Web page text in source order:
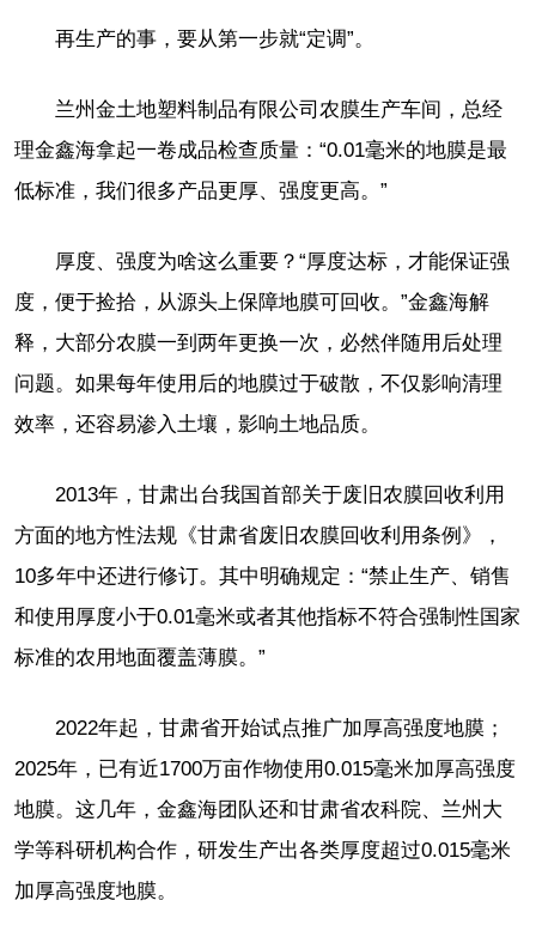
再生产的事，要从第一步就“定调”。
兰州金土地塑料制品有限公司农膜生产车间，总经
理金鑫海拿起一卷成品检查质量：“0.01毫米的地膜是最
低标准，我们很多产品更厚、强度更高。”
厚度、强度为啥这么重要？“厚度达标，才能保证强
度，便于捡拾，从源头上保障地膜可回收。”金鑫海解
释，大部分农膜一到两年更换一次，必然伴随用后处理
问题。如果每年使用后的地膜过于破散，不仅影响清理
效率，还容易渗入土壤，影响土地品质。
2013年，甘肃出台我国首部关于废旧农膜回收利用
方面的地方性法规《甘肃省废旧农膜回收利用条例》，
10多年中还进行修订。其中明确规定：“禁止生产、销售
和使用厚度小于0.01毫米或者其他指标不符合强制性国家
标准的农用地面覆盖薄膜。”
2022年起，甘肃省开始试点推广加厚高强度地膜；
2025年，已有近1700万亩作物使用0.015毫米加厚高强度
地膜。这几年，金鑫海团队还和甘肃省农科院、兰州大
学等科研机构合作，研发生产出各类厚度超过0.015毫米
加厚高强度地膜。